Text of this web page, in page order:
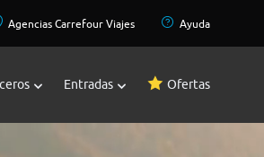
Agencias Carrefour Viajes Ayuda
Entradas Ofertas